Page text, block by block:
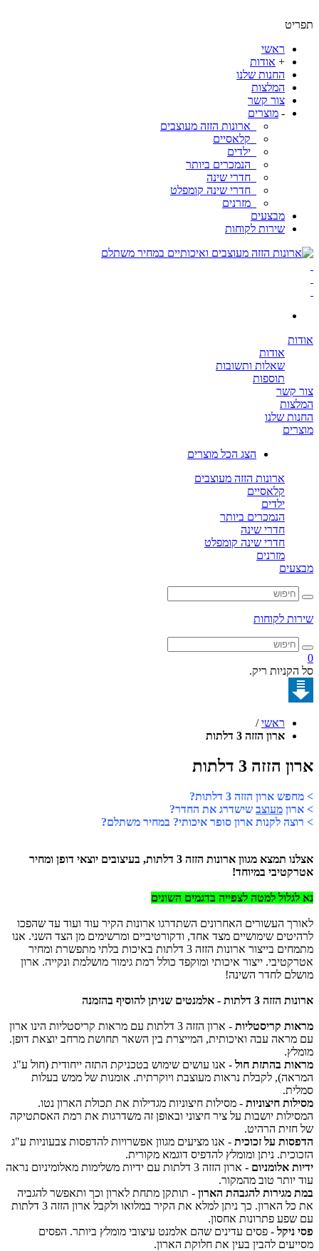
ראשי
אודות
החנות שלנו
המלצות
צור קשר
מוצרים
ארונות הזזה מעוצבים
קלאסיים
ילדים
הנמכרים ביותר
חדרי שינה
חדרי שינה קומפלט
מזרנים
מבצעים
שירות לקוחות
אודות
שאלות ותשובות
תוספות
קשר
שלנו
הצג הכל מוצרים
ארונות הזזה מעוצבים
קלאסיים
הנמכרים ביותר
חדרי שינה
חדרי שינה קומפלט
מזרנים
לקוחות
ריק.
ראשי
/
ארון הזזה 3 דלתות
3 דלתות
ארון הזזה 3 דלתות?
מעוצבשישדרג את החדר?
לקנות ארון סופר איכותי? במחיר משתלם?
אצלנו תמצא מגוון ארונות הזזה 3 דלתות, בעיצובים יוצאי דופן ומחיר
במיוחד!
למטה לצפייה בדגמים השונים
העשורים האחרונים השתדרגו ארונות הקיר עוד ועוד עד שהפכו
שימושיים מצד אחד, ודקורטיביים ומרשימים מן הצד השני. אנו
מתמחים בייצור ארונות הזזה 3 דלתות באיכות בלתי מתפשרת ומחיר
ייצור איכותי ומוקפד כולל רמת גימור מושלמת ונקייה. ארון
לחדר השינה!
- אלמנטים שניתן להוסיף בהזמנה
קריסטליות
- ארון הזזה 3 דלתות עם מראות קריסטליות הינו ארון
עבה ואיכותית, המייצרת בין השאר תחושת מרחב יוצאת דופן.
בהתזת חול- אנו עושים שימוש בטכניקת התזה ייחודית (חול ע"ג
לקבלת נראות מעוצבת ויוקרתית. אומנות של ממש בעלות
חיצוניות- מסילות חיצוניות מגדילות את תכולת הארון נטו.
יושבות על ציר חיצוני ובאופן זה משדרגות את רמת האסתטיקה
הרהיט.
על זכוכית- אנו מציעים מגוון אפשרויות להדפסות צבעוניות ע"ג
ניתן ומומלץ להדפיס דוגמא מקורית.
אלומניום
- ארון הזזה 3 דלתות עם ידיות משלימות מאלומיניום נראה
טוב מהמקור.
להגבהת הארון- תותקן מתחת לארון וכך ותאפשר להגביה
את כל הארון. כך ניתן למלא את הקיר במלואו ולקבל ארון הזזה 3 דלתות
פתרונות אחסון.
- פסים עדינים שהם אלמנט עיצובי מומלץ ביותר. הפסים
להבין בעין את חלוקת הארון.